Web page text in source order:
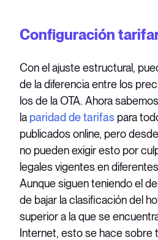
Configuración
Con el ajuste estructural,
de la diferencia entre los
los de la OTA. Ahora
la paridad de tarifas para
publicados online, pero
no pueden exigir esto por
legales vigentes en
Aunque siguen teniendo el
de bajar la clasificación del
superior a la que se
Internet, esto se hace sobre